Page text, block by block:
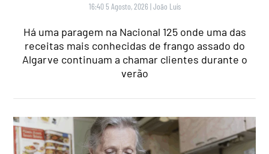
16:40 5 Agosto, 2026 |João Luís
Há uma paragem na Nacional 125 onde uma das
receitas mais conhecidas de frango assado do
Algarve continuam a chamar clientes durante o
verão